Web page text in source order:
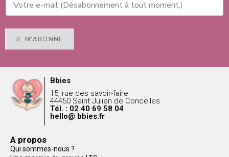
JE M'ABONNE
Bbies
15, rue des savoir-faire
44450 Saint Julien de Concelles
Tél. : 02 40 69 58 04
hello@ bbies.fr
A propos
Qui sommes-nous ?